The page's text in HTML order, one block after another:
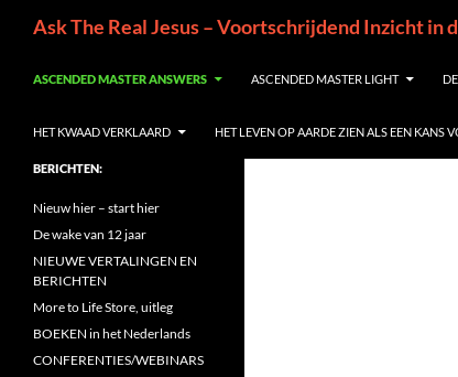
inhoud
Ask The Real Jesus – Voortschrijdend Inzicht in
ASCENDED MASTER ANSWERS ASCENDED MASTER LIGHT
HET KWAAD VERKLAARD HET LEVEN OP AARDE ZIEN ALS EEN KANS
BERICHTEN:
Nieuw hier – start hier
De wake van 12 jaar
NIEUWE VERTALINGEN EN
BERICHTEN
More to Life Store, uitleg
BOEKEN in het Nederlands
CONFERENTIES/WEBINARS